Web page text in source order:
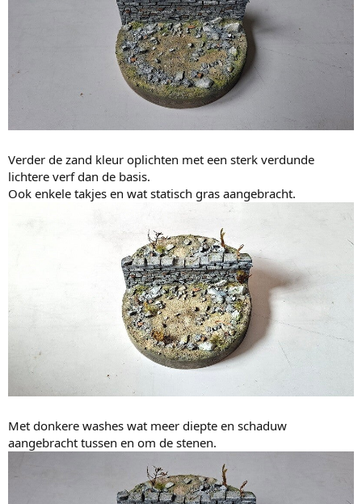
Verder de zand kleur oplichten met een sterk verdunde
lichtere verf dan de basis.
Ook enkele takjes en wat statisch gras aangebracht.
Met donkere washes wat meer diepte en schaduw
aangebracht tussen en om de stenen.